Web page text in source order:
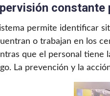
constante
permite identificar
o trabajan en los
que el personal tiene
La prevención y la